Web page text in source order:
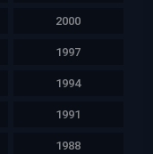
2000
1997
1994
1991
1988